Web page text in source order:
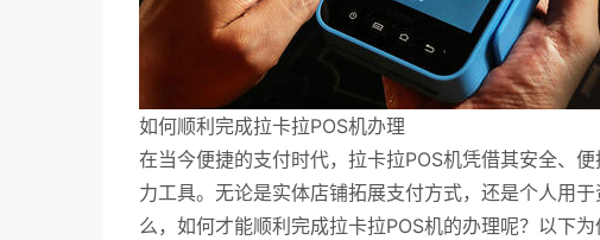
如何顺利完成拉卡拉POS机办理
在当今便捷的支付时代，拉卡拉POS机凭借其安全、
力工具。无论是实体店铺拓展支付方式，还是个人用
么，如何才能顺利完成拉卡拉POS机的办理呢？以下为